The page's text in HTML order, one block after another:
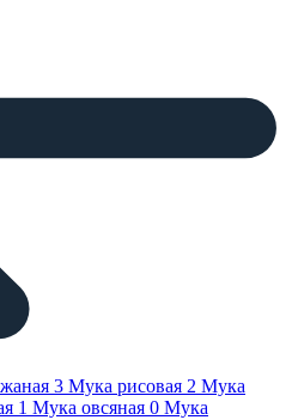
3 Мука рисовая 2 Мука
1 Мука овсяная 0 Мука